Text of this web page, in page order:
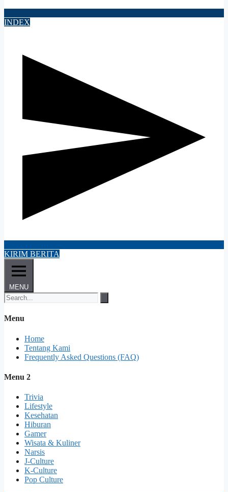
INDEX
KIRIM BERITA
MENU
Menu
Home
Tentang Kami
Frequently Asked Questions (FAQ)
Menu 2
Trivia
Lifestyle
Kesehatan
Hiburan
Gamer
Wisata & Kuliner
Narsis
J-Culture
K-Culture
Pop Culture